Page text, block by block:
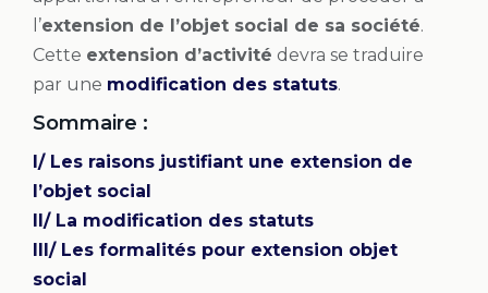
l’extension de l’objet social de sa société.
Cette extension d’activité devra se traduire
par une modification des statuts.
Sommaire :
I/ Les raisons justifiant une extension de
l’objet social
II/ La modification des statuts
III/ Les formalités pour extension objet
social